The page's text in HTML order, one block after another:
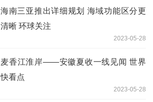
海南三亚推出详细规划 海域功能区分更
清晰 环球关注
2023-05-28
麦香江淮岸——安徽夏收一线见闻 世界
快看点
2023-05-28